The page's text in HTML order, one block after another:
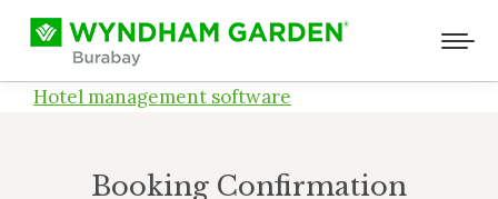
Hotel management software
Booking Confirmation